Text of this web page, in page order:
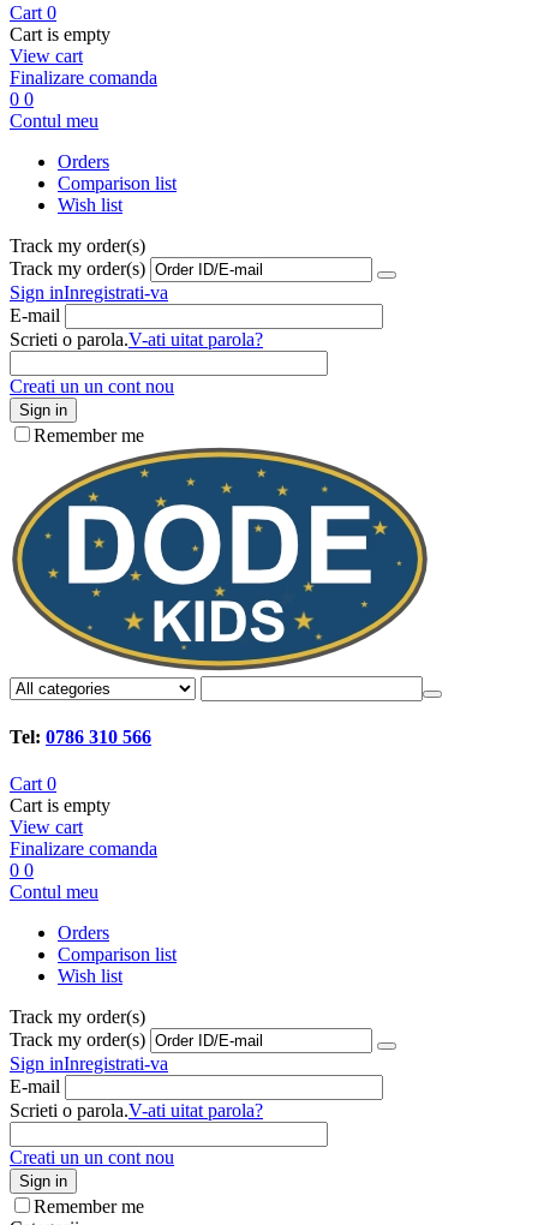
Cart 0
Cart is empty
View cart
Finalizare comanda
0 0
Contul meu
Orders
Comparison list
Wish list
Track my order(s)
Track my order(s)
Sign inInregistrati-va
E-mail
Scrieti o parola.V-ati uitat parola?
Creati un un cont nou
Sign in
Remember me
Tel: 0786 310 566
Cart 0
Cart is empty
View cart
Finalizare comanda
0 0
Contul meu
Orders
Comparison list
Wish list
Track my order(s)
Track my order(s)
Sign inInregistrati-va
E-mail
Scrieti o parola.V-ati uitat parola?
Creati un un cont nou
Sign in
Remember me